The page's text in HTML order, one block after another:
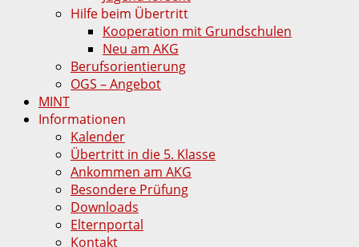
Hilfe beim Übertritt
Kooperation mit Grundschulen
Neu am AKG
Berufsorientierung
OGS – Angebot
MINT
Informationen
Kalender
Übertritt in die 5. Klasse
Ankommen am AKG
Besondere Prüfung
Downloads
Elternportal
Kontakt